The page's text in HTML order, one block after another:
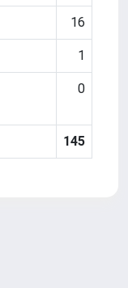
16
1
0
145